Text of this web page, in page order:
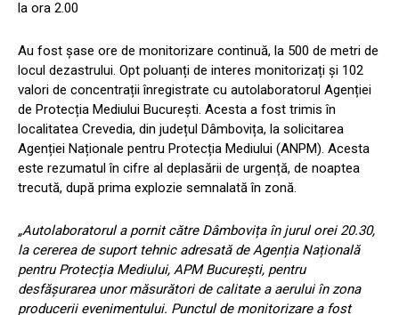
la ora 2.00
Au fost șase ore de monitorizare continuă, la 500 de metri de
locul dezastrului. Opt poluanți de interes monitorizați și 102
valori de concentrații înregistrate cu autolaboratorul Agenției
de Protecția Mediului București. Acesta a fost trimis în
localitatea Crevedia, din județul Dâmbovița, la solicitarea
Agenției Naționale pentru Protecția Mediului (ANPM). Acesta
este rezumatul în cifre al deplasării de urgență, de noaptea
trecută, după prima explozie semnalată în zonă.
„Autolaboratorul a pornit către Dâmbovița în jurul orei 20.30,
la cererea de suport tehnic adresată de Agenția Națională
pentru Protecția Mediului, APM București, pentru
desfășurarea unor măsurători de calitate a aerului în zona
producerii evenimentului. Punctul de monitorizare a fost